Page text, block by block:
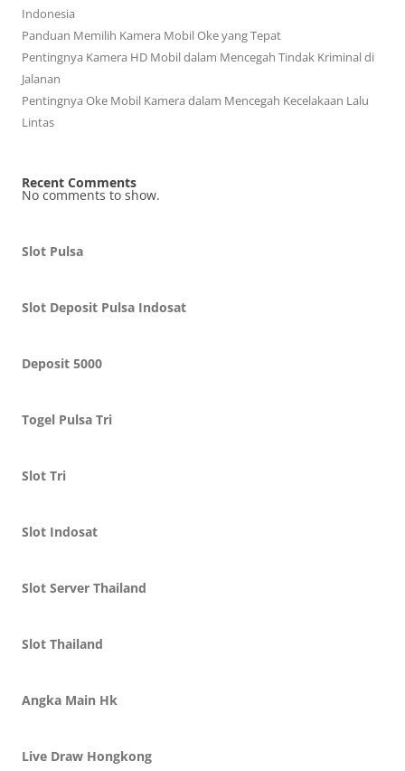
Indonesia
Panduan Memilih Kamera Mobil Oke yang Tepat
Pentingnya Kamera HD Mobil dalam Mencegah Tindak Kriminal di
Jalanan
Pentingnya Oke Mobil Kamera dalam Mencegah Kecelakaan Lalu
Lintas
Recent Comments
No comments to show.
Slot Pulsa
Slot Deposit Pulsa Indosat
Deposit 5000
Togel Pulsa Tri
Slot Tri
Slot Indosat
Slot Server Thailand
Slot Thailand
Angka Main Hk
Live Draw Hongkong